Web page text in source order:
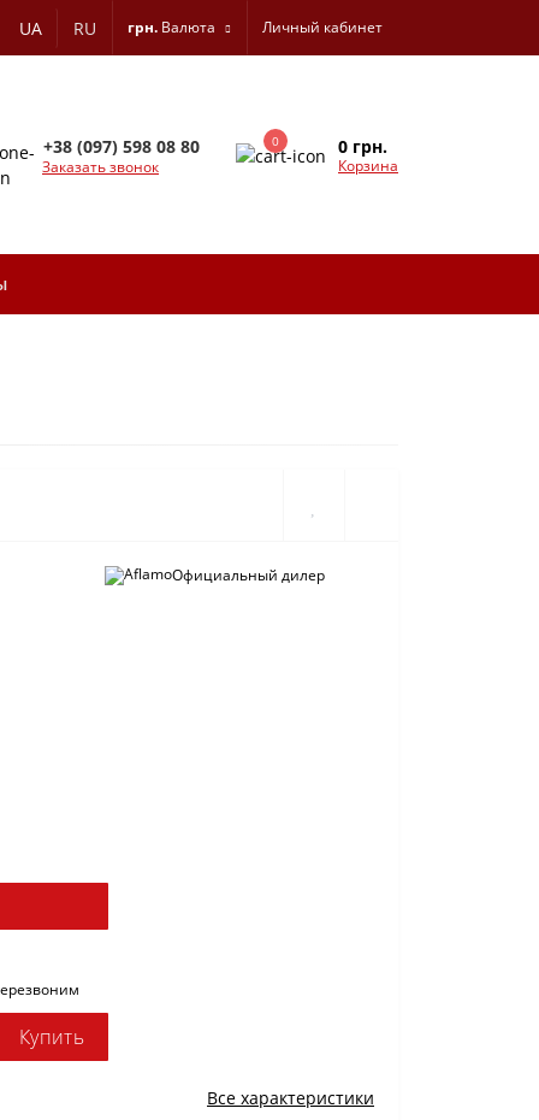
UA RU грн. Валюта Личный кабинет
+38 (097) 598 08 80
Заказать звонок
0 0 грн.
Корзина
Официальный дилер
Все характеристики
Купить